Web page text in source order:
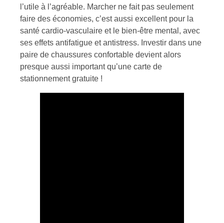
l’utile à l’agréable. Marcher ne fait pas seulement
faire des économies, c’est aussi excellent pour la
santé cardio-vasculaire et le bien-être mental, avec
ses effets antifatigue et antistress. Investir dans une
paire de chaussures confortable devient alors
presque aussi important qu’une carte de
stationnement gratuite !